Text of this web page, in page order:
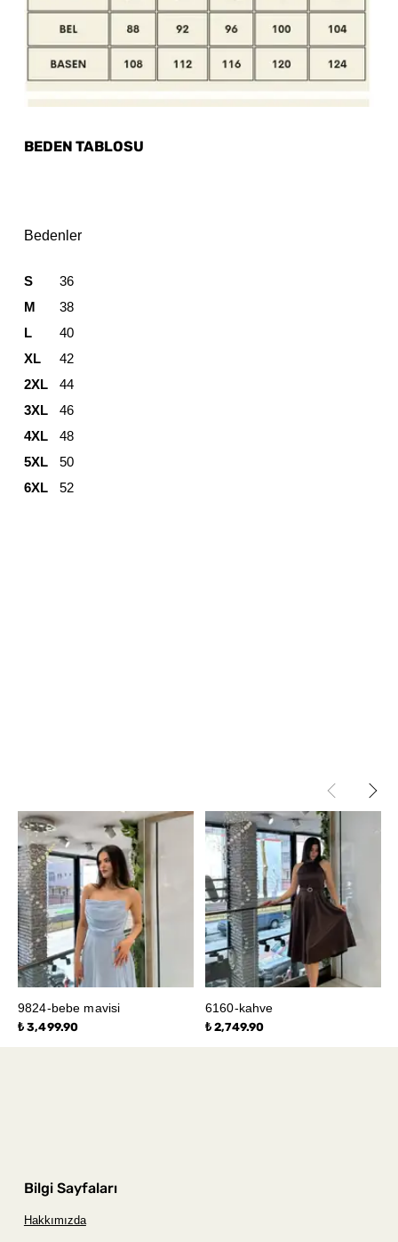
BEDEN TABLOSU
Bedenler
S
36
M
38
L
40
XL
42
2XL
44
3XL
46
4XL
48
5XL
50
6XL
52
9824-bebe mavisi
₺ 3,499.90
6160-kahve
₺ 2,749.90
Bilgi Sayfaları
Hakkımızda